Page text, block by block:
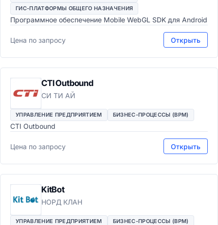
ГИС-ПЛАТФОРМЫ ОБЩЕГО НАЗНАЧЕНИЯ
Программное обеспечение Mobile WebGL SDK для Android
Цена по запросу Открыть
CTI Outbound
СИ ТИ АЙ
УПРАВЛЕНИЕ ПРЕДПРИЯТИЕМ БИЗНЕС-ПРОЦЕССЫ (BPM)
CTI Outbound
Цена по запросу Открыть
KitBot
НОРД КЛАН
УПРАВЛЕНИЕ ПРЕДПРИЯТИЕМ БИЗНЕС-ПРОЦЕССЫ (BPM)